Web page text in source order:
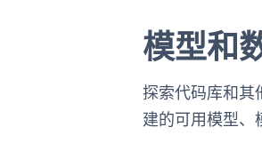
模型和
探索代码库和其
建的可用模型、